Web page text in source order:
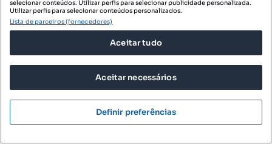
selecionar conteúdos. Utilizar perfis para selecionar publicidade personalizada.
Utilizar perfis para selecionar conteúdos personalizados.
Lista de parceiros (fornecedores)
Aceitar tudo
Aceitar necessários
Definir preferências